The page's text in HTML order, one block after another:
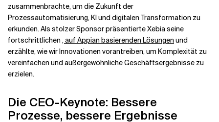
Verwandte Themen
zusammenbrachte, um die Zukunft der
Prozessautomatisierung, KI und digitalen Transformation zu
erkunden. Als stolzer Sponsor präsentierte Xebia seine
fortschrittlichen , auf Appian basierenden Lösungen und
erzählte, wie wir Innovationen vorantreiben, um Komplexität zu
vereinfachen und außergewöhnliche Geschäftsergebnisse zu
erzielen.
Die CEO-Keynote: Bessere
Prozesse, bessere Ergebnisse